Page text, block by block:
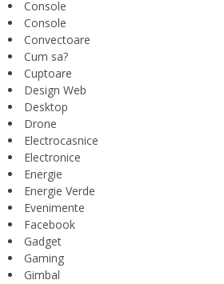
Console
Console
Convectoare
Cum sa?
Cuptoare
Design Web
Desktop
Drone
Electrocasnice
Electronice
Energie
Energie Verde
Evenimente
Facebook
Gadget
Gaming
Gimbal